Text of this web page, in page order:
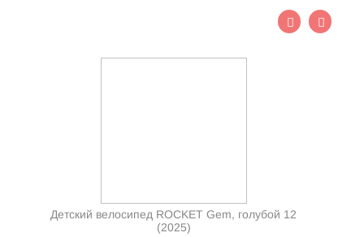
Детский велосипед ROCKET Gem, голубой 12
(2025)